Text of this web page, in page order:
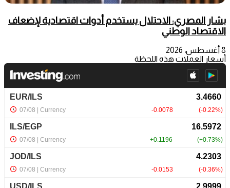
بشار المصري: الاحتلال يستخدم أدوات اقتصادية لإضعاف
الاقتصاد الوطني
8 أغسطس، 2026
أسعار العملات هذه اللحظة